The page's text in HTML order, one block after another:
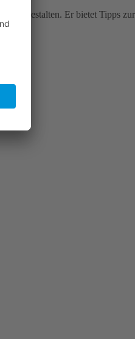
zu gestalten. Er bietet Tipps